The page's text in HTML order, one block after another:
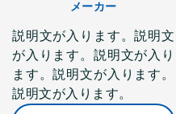
メーカー
説明文が入ります。説明文
が入ります。説明文が入り
ます。説明文が入ります。
説明文が入ります。